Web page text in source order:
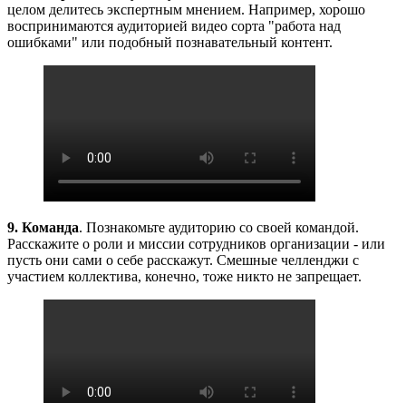
целом делитесь экспертным мнением. Например, хорошо
воспринимаются аудиторией видео сорта "работа над
ошибками" или подобный познавательный контент.
9. Команда. Познакомьте аудиторию со своей командой.
Расскажите о роли и миссии сотрудников организации - или
пусть они сами о себе расскажут. Смешные челленджи с
участием коллектива, конечно, тоже никто не запрещает.